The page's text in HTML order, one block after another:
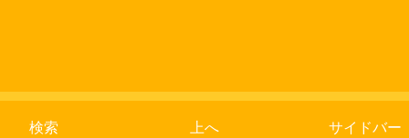
検索 上へ サイドバー